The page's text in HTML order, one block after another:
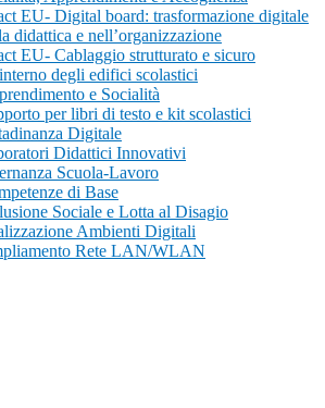
EU- Digital board: trasformazione digitale
didattica e nell’organizzazione
EU- Cablaggio strutturato e sicuro
degli edifici scolastici
e Socialità
per libri di testo e kit scolastici
Digitale
Didattici Innovativi
Scuola-Lavoro
di Base
Sociale e Lotta al Disagio
Ambienti Digitali
Rete LAN/WLAN